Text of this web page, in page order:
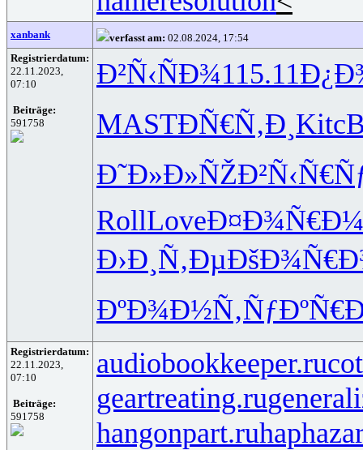
xanbank verfasst am: 02.08.2024, 17:54
Registrierdatum:
22.11.2023,
07:10
Beiträge:
591758
Ð²Ñ‹ÑÐ¾115.11
MASTÐÑ€Ñ‚Ð¸ Kitc
Ð˜Ð»Ð»ÑŽ
RollLoveÐ¤Ð¾Ñ€Ð¼
Ð›Ð¸Ñ‚Ðµ
ÐºÐ¾Ð½Ñ‚
Registrierdatum:
22.11.2023,
07:10
Beiträge:
591758
audiobookkeeper.ru
geartreating.ru
hangonpart.ru